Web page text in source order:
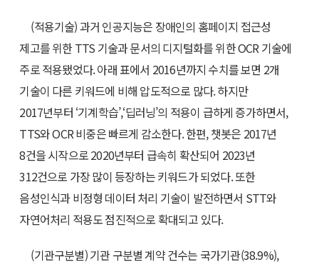
(적용기술) 과거 인공지능은 장애인의 홈페이지 접근성
제고를 위한 TTS 기술과 문서의 디지털화를 위한 OCR 기술에
주로 적용됐었다. 아래 표에서 2016년까지 수치를 보면 2개
기술이 다른 키워드에 비해 압도적으로 많다. 하지만
2017년부터 ‘기계학습’,‘딥러닝’의 적용이 급하게 증가하면서,
TTS와 OCR 비중은 빠르게 감소한다. 한편, 챗봇은 2017년
8건을 시작으로 2020년부터 급속히 확산되어 2023년
312건으로 가장 많이 등장하는 키워드가 되었다. 또한
음성인식과 비정형 데이터 처리 기술이 발전하면서 STT와
자연어처리 적용도 점진적으로 확대되고 있다.
(기관구분별) 기관 구분별 계약 건수는 국가기관(38.9%),